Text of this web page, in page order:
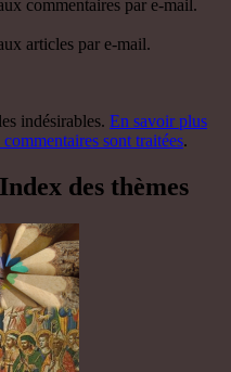
commentaires par e-mail.
articles par e-mail.
indésirables. En savoir plus
sont traitées.
des thèmes